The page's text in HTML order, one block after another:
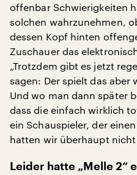
offenbar Schwierigkeiten
solchen wahrzunehmen,
dessen Kopf hinten
Zuschauer das
„Trotzdem gibt es jetzt
sagen: Der spielt das
Und wo man dann später
dass die einfach wirklich
ein Schauspieler, der
hatten wir überhaupt nicht
Leider hatte „Melle 2“